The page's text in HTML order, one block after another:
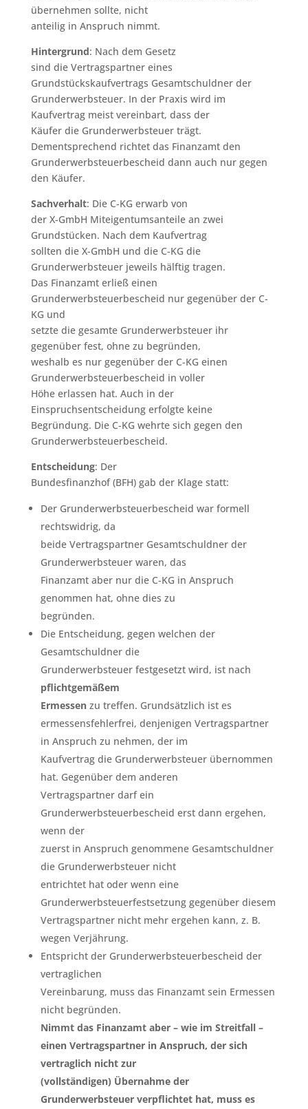
übernehmen sollte, nicht
anteilig in Anspruch nimmt.
Hintergrund: Nach dem Gesetz
sind die Vertragspartner eines
Grundstückskaufvertrags Gesamtschuldner der
Grunderwerbsteuer. In der Praxis wird im
Kaufvertrag meist vereinbart, dass der
Käufer die Grunderwerbsteuer trägt.
Dementsprechend richtet das Finanzamt den
Grunderwerbsteuerbescheid dann auch nur gegen
den Käufer.
Sachverhalt: Die C-KG erwarb von
der X-GmbH Miteigentumsanteile an zwei
Grundstücken. Nach dem Kaufvertrag
sollten die X-GmbH und die C-KG die
Grunderwerbsteuer jeweils hälftig tragen.
Das Finanzamt erließ einen
Grunderwerbsteuerbescheid nur gegenüber der C-
KG und
setzte die gesamte Grunderwerbsteuer ihr
gegenüber fest, ohne zu begründen,
weshalb es nur gegenüber der C-KG einen
Grunderwerbsteuerbescheid in voller
Höhe erlassen hat. Auch in der
Einspruchsentscheidung erfolgte keine
Begründung. Die C-KG wehrte sich gegen den
Grunderwerbsteuerbescheid.
Entscheidung: Der
Bundesfinanzhof (BFH) gab der Klage statt:
Der Grunderwerbsteuerbescheid war formell
rechtswidrig, da
beide Vertragspartner Gesamtschuldner der
Grunderwerbsteuer waren, das
Finanzamt aber nur die C-KG in Anspruch
genommen hat, ohne dies zu
begründen.
Die Entscheidung, gegen welchen der
Gesamtschuldner die
Grunderwerbsteuer festgesetzt wird, ist nach
pflichtgemäßem
Ermessenzu treffen. Grundsätzlich ist es
ermessensfehlerfrei, denjenigen Vertragspartner
in Anspruch zu nehmen, der im
Kaufvertrag die Grunderwerbsteuer übernommen
hat. Gegenüber dem anderen
Vertragspartner darf ein
Grunderwerbsteuerbescheid erst dann ergehen,
wenn der
zuerst in Anspruch genommene Gesamtschuldner
die Grunderwerbsteuer nicht
entrichtet hat oder wenn eine
Grunderwerbsteuerfestsetzung gegenüber diesem
Vertragspartner nicht mehr ergehen kann, z. B.
wegen Verjährung.
Entspricht der Grunderwerbsteuerbescheid der
vertraglichen
Vereinbarung, muss das Finanzamt sein Ermessen
nicht begründen.
Nimmt das Finanzamt aber – wie im Streitfall –
einen Vertragspartner in Anspruch, der sich
vertraglich nicht zur
(vollständigen) Übernahme der
Grunderwerbsteuer verpflichtet hat, muss es